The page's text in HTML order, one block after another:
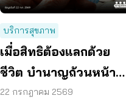
บริการสุขภาพ
เมื่อสิทธิต้องแลกด้วย
ชีวิต บำนาญถ้วนหน้า
คือคำตอบของสังคมสูง
22 กรกฎาคม 2569